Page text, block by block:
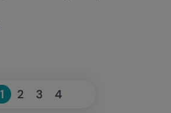
Page
1 Page
2 Page
3 Page
4
Seguinte